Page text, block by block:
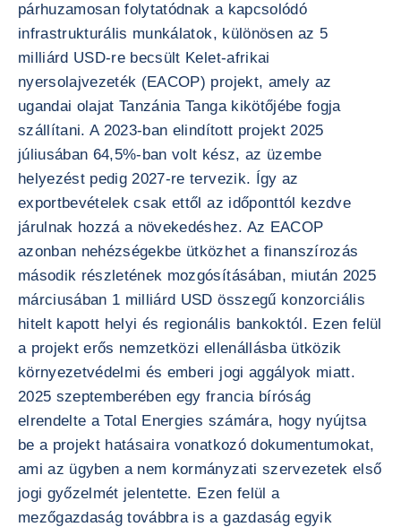
párhuzamosan folytatódnak a kapcsolódó
infrastrukturális munkálatok, különösen az 5
milliárd USD-re becsült Kelet-afrikai
nyersolajvezeték (EACOP) projekt, amely az
ugandai olajat Tanzánia Tanga kikötőjébe fogja
szállítani. A 2023-ban elindított projekt 2025
júliusában 64,5%-ban volt kész, az üzembe
helyezést pedig 2027-re tervezik. Így az
exportbevételek csak ettől az időponttól kezdve
járulnak hozzá a növekedéshez. Az EACOP
azonban nehézségekbe ütközhet a finanszírozás
második részletének mozgósításában, miután 2025
márciusában 1 milliárd USD összegű konzorciális
hitelt kapott helyi és regionális bankoktól. Ezen felül
a projekt erős nemzetközi ellenállásba ütközik
környezetvédelmi és emberi jogi aggályok miatt.
2025 szeptemberében egy francia bíróság
elrendelte a Total Energies számára, hogy nyújtsa
be a projekt hatásaira vonatkozó dokumentumokat,
ami az ügyben a nem kormányzati szervezetek első
jogi győzelmét jelentette. Ezen felül a
mezőgazdaság továbbra is a gazdaság egyik